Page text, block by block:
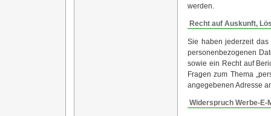
werden.
Recht auf Auskunft,
Sie haben jederzeit das
personenbezogenen
sowie ein Recht auf
Fragen zum Thema
angegebenen Adresse
Widerspruch Werbe-E-